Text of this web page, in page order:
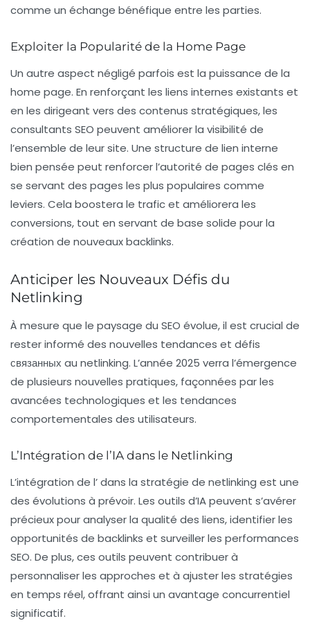
comme un échange bénéfique entre les parties.
Exploiter la Popularité de la Home Page
Un autre aspect négligé parfois est la puissance de la
home page. En renforçant les liens internes existants et
en les dirigeant vers des contenus stratégiques, les
consultants SEO peuvent améliorer la visibilité de
l’ensemble de leur site. Une structure de lien interne
bien pensée peut renforcer l’autorité de pages clés en
se servant des pages les plus populaires comme
leviers. Cela boostera le trafic et améliorera les
conversions, tout en servant de base solide pour la
création de nouveaux backlinks.
Anticiper les Nouveaux Défis du
Netlinking
À mesure que le paysage du SEO évolue, il est crucial de
rester informé des nouvelles tendances et défis
связанных au netlinking. L’année 2025 verra l’émergence
de plusieurs nouvelles pratiques, façonnées par les
avancées technologiques et les tendances
comportementales des utilisateurs.
L’Intégration de l’IA dans le Netlinking
L’intégration de l’dans la stratégie de netlinking est une
des évolutions à prévoir. Les outils d’IA peuvent s’avérer
précieux pour analyser la qualité des liens, identifier les
opportunités de backlinks et surveiller les performances
SEO. De plus, ces outils peuvent contribuer à
personnaliser les approches et à ajuster les stratégies
en temps réel, offrant ainsi un avantage concurrentiel
significatif.